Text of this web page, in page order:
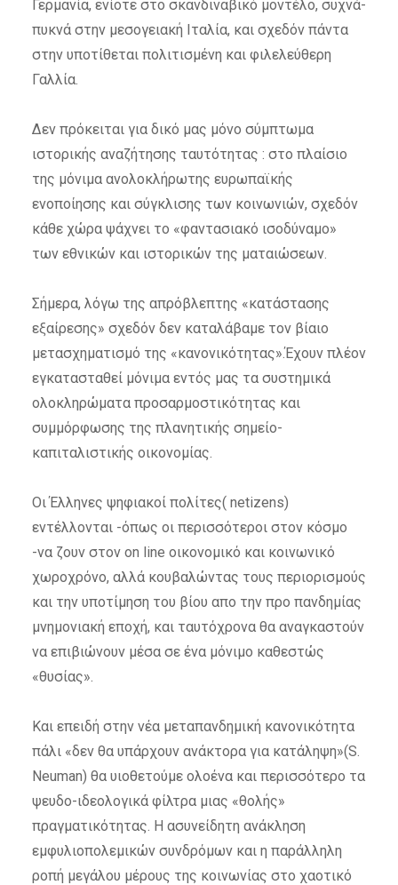
Γερμανία, ενίοτε στο σκανδιναβικό μοντέλο, συχνά-
πυκνά στην μεσογειακή Ιταλία, και σχεδόν πάντα
στην υποτίθεται πολιτισμένη και φιλελεύθερη
Γαλλία.
Δεν πρόκειται για δικό μας μόνο σύμπτωμα
ιστορικής αναζήτησης ταυτότητας : στο πλαίσιο
της μόνιμα ανολοκλήρωτης ευρωπαϊκής
ενοποίησης και σύγκλισης των κοινωνιών, σχεδόν
κάθε χώρα ψάχνει το «φαντασιακό ισοδύναμο»
των εθνικών και ιστορικών της ματαιώσεων.
Σήμερα, λόγω της απρόβλεπτης «κατάστασης
εξαίρεσης» σχεδόν δεν καταλάβαμε τον βίαιο
μετασχηματισμό της «κανονικότητας».Έχουν πλέον
εγκατασταθεί μόνιμα εντός μας τα συστημικά
ολοκληρώματα προσαρμοστικότητας και
συμμόρφωσης της πλανητικής σημείο-
καπιταλιστικής οικονομίας.
Οι Έλληνες ψηφιακοί πολίτες( netizens)
εντέλλονται -όπως οι περισσότεροι στον κόσμο
-να ζουν στον on line οικονομικό και κοινωνικό
χωροχρόνο, αλλά κουβαλώντας τους περιορισμούς
και την υποτίμηση του βίου απο την προ πανδημίας
μνημονιακή εποχή, και ταυτόχρονα θα αναγκαστούν
να επιβιώνουν μέσα σε ένα μόνιμο καθεστώς
«θυσίας».
Και επειδή στην νέα μεταπανδημική κανονικότητα
πάλι «δεν θα υπάρχουν ανάκτορα για κατάληψη»(S.
Neuman) θα υιοθετούμε ολοένα και περισσότερο τα
ψευδο-ιδεολογικά φίλτρα μιας «θολής»
πραγματικότητας. Η ασυνείδητη ανάκληση
εμφυλιοπολεμικών συνδρόμων και η παράλληλη
ροπή μεγάλου μέρους της κοινωνίας στο χαοτικό